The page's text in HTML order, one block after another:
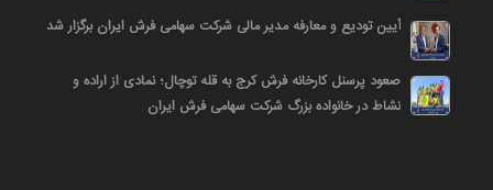
آیین تودیع و معارفه مدیر مالی شرکت سهامی فرش ایران برگزار شد
صعود پرسنل کارخانه فرش کرج به قله توچال؛ نمادی از اراده و
نشاط در خانواده بزرگ شرکت سهامی فرش ایران